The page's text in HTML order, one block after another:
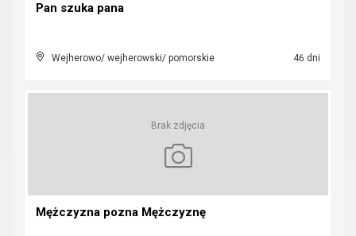
Pan szuka pana
Wejherowo/ wejherowski/ pomorskie 46 dni
Brak zdjęcia
Mężczyzna pozna Mężczyznę